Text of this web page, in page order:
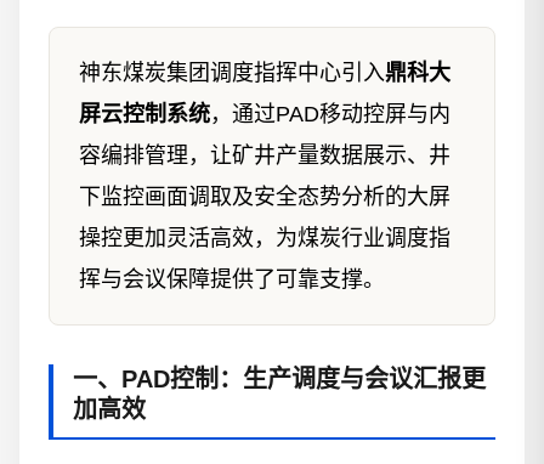
神东煤炭集团调度指挥中心引入鼎科大
屏云控制系统，通过PAD移动控屏与内
容编排管理，让矿井产量数据展示、井
下监控画面调取及安全态势分析的大屏
操控更加灵活高效，为煤炭行业调度指
挥与会议保障提供了可靠支撑。
一、PAD控制：生产调度与会议汇报更
加高效